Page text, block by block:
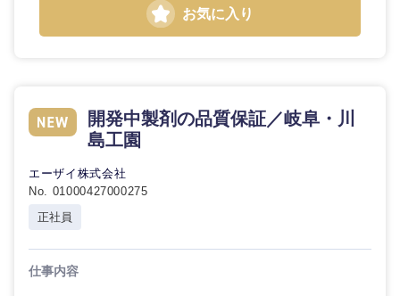
ティブ
コンサル
タント
専門職
（IT）、
その他企画業務
専門職
技術職（IT）、Webサービス・制作、ゲーム
技術職（モノづくり）
金融
倉庫・運輸・物流
スタートアップ企
転勤なし
お気に入り
開発中製剤の品質保証／岐阜・川
島工園
エーザイ株式会社
No. 01000427000275
正社員
仕事内容